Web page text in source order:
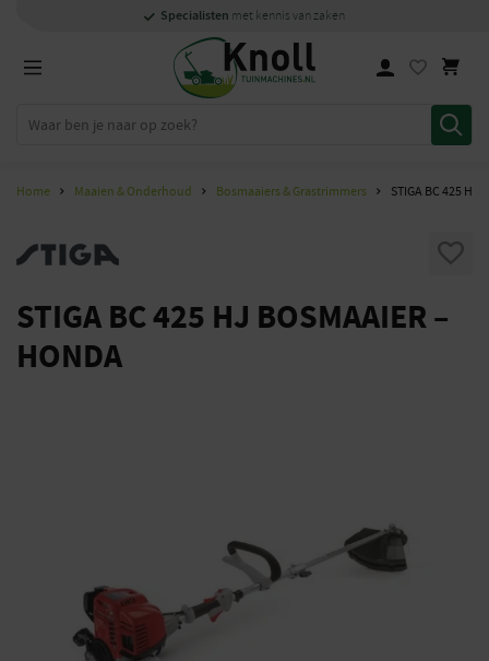
Specialisten met kennis van zaken
1000m2showroom in Staphorst
Persoonlijkensnelcontact
Specialisten met kennis van zaken
Home Maaien & Onderhoud Bosmaaiers & Grastrimmers STIGA BC 425 HJ
STIGA BC 425 HJ BOSMAAIER –
HONDA